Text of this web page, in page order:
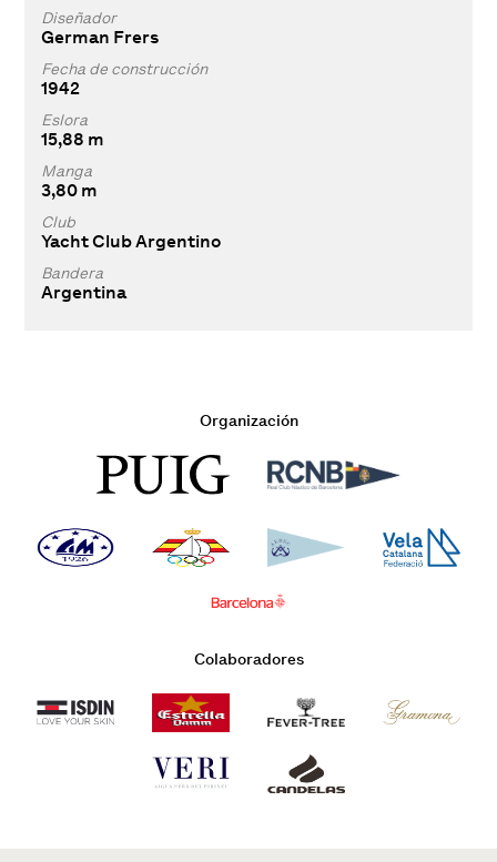
Diseñador
German Frers
Fecha de construcción
1942
Eslora
15,88 m
Manga
3,80 m
Club
Yacht Club Argentino
Bandera
Argentina
Organización
Colaboradores